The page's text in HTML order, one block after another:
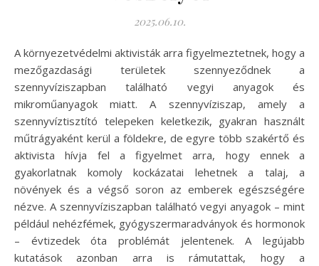
2025.06.10.
A környezetvédelmi aktivisták arra figyelmeztetnek, hogy a
mezőgazdasági területek szennyeződnek a
szennyvíziszapban található vegyi anyagok és
mikroműanyagok miatt. A szennyvíziszap, amely a
szennyvíztisztító telepeken keletkezik, gyakran használt
műtrágyaként kerül a földekre, de egyre több szakértő és
aktivista hívja fel a figyelmet arra, hogy ennek a
gyakorlatnak komoly kockázatai lehetnek a talaj, a
növények és a végső soron az emberek egészségére
nézve. A szennyvíziszapban található vegyi anyagok – mint
például nehézfémek, gyógyszermaradványok és hormonok
– évtizedek óta problémát jelentenek. A legújabb
kutatások azonban arra is rámutattak, hogy a